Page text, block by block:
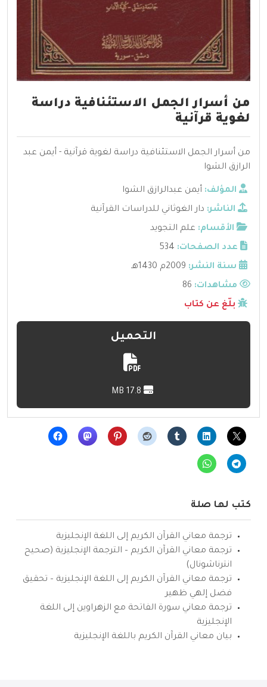
من أسرار الجمل الاستئنافية دراسة
لغوية قرآنية
من أسرار الجمل الاستئنافية دراسة لغوية قرآنية - أيمن عبد
الرازق الشوا
المؤلف: أيمن عبدالرازق الشوا
الناشر: دار الغوثاني للدراسات القرآنية
الأقسام: علم التجويد
عدد الصفحات: 534
سنة النشر: 2009م 1430هـ
مشاهدات:
بلّغ عن كتاب
التحميل
كتب لها صلة
ترجمة معاني القرآن الكريم إلى اللغة الإنجليزية
ترجمة معاني القرآن الكريم – الترجمة الإنجليزية (صحيح
انترناشونال)
ترجمة معاني القرآن الكريم إلى اللغة الإنجليزية – تحقيق
فضل إلهي ظهير
ترجمة معاني سورة الفاتحة مع الزهراوين إلى اللغة
الإنجليزية
بيان معاني القرآن الكريم باللغة الإنجليزية